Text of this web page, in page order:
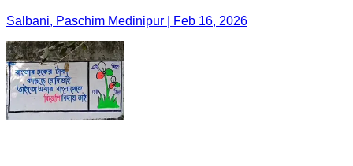
Salbani, Paschim Medinipur | Feb 16, 2026